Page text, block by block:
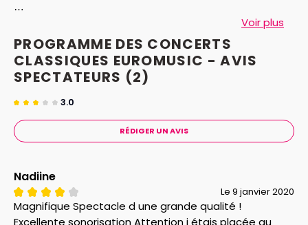
Euromusic Symphonic Orchestra
Chœur Hugues Reiner & Chœur de Venise
Thaïs Raï-Westphal, soprano
Hyun Mee Han-Nouvel, mezzo
Joachim Bresson, ténor
Robert Jezierski, basse
Hugues Reiner, direction A savoir :
Voir plus
PROGRAMME DES CONCERTS
CLASSIQUES EUROMUSIC - AVIS
SPECTATEURS (2)
3.0
RÉDIGER UN AVIS
Nadiine
Le 9 janvier 2020
Magnifique Spectacle d une grande qualité !
Excellente sonorisation Attention j étais placée au